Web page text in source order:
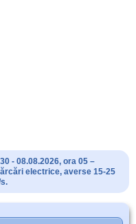
- 08.08.2026, ora 05 –
electrice, averse 15-25